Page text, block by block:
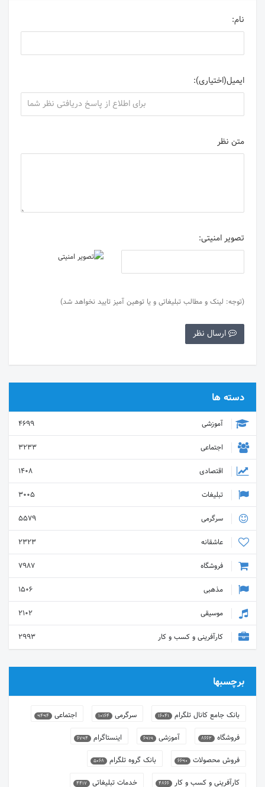
نام:
ایمیل(اختیاری):
متن نظر
تصویر امنیتی:
(توجه: لینک و مطالب تبلیغاتی و یا توهین آمیز تایید نخواهد شد)
دسته ها
آموزشی
4699
اجتماعی
3233
اقتصادی
1408
تبلیغات
3005
سرگرمی
5579
عاشقانه
2323
فروشگاه
7987
مذهبی
1506
موسیقی
2102
کارآفرینی و کسب و کار
2993
برچسبها
بانک جامع کانال تلگرام 16041 سرگرمی 10164 اجتماعی 9494
فروشگاه 8662 آموزشی 6919 اینستاگرام 6794
فروش محصولات 6690 بانک گروه تلگرام 5068
کارآفرینی و کسب و کار 4866 خدمات تبلیغاتی 4417